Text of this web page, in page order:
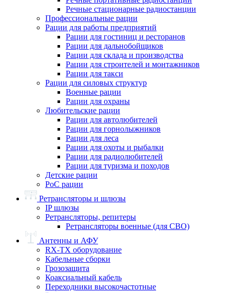
Речные стационарные радиостанции
Профессиональные рации
Рации для работы предприятий
Рации для гостиниц и ресторанов
Рации для дальнобойщиков
Рации для склада и производства
Рации для строителей и монтажников
Рации для такси
Рации для силовых структур
Военные рации
Рации для охраны
Любительские рации
Рации для автолюбителей
Рации для горнолыжников
Рации для леса
Рации для охоты и рыбалки
Рации для радиолюбителей
Рации для туризма и походов
Детские рации
PoC рации
Ретрансляторы и шлюзы
IP шлюзы
Ретрансляторы, репитеры
Ретрансляторы военные (для СВО)
Антенны и АФУ
RX-TX оборудование
Кабельные сборки
Грозозащита
Коаксиальный кабель
Переходники высокочастотные